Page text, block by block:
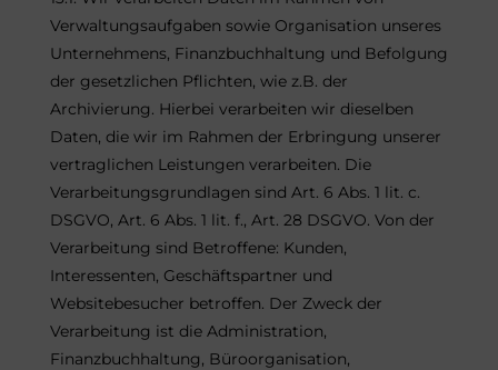
Verwaltungsaufgaben sowie Organisation unseres
Unternehmens, Finanzbuchhaltung und Befolgung
der gesetzlichen Pflichten, wie z.B. der
Archivierung. Hierbei verarbeiten wir dieselben
Daten, die wir im Rahmen der Erbringung unserer
vertraglichen Leistungen verarbeiten. Die
Verarbeitungsgrundlagen sind Art. 6 Abs. 1 lit. c.
DSGVO, Art. 6 Abs. 1 lit. f., Art. 28 DSGVO. Von der
Verarbeitung sind Betroffene: Kunden,
Interessenten, Geschäftspartner und
Websitebesucher betroffen. Der Zweck der
Verarbeitung ist die Administration,
Finanzbuchhaltung, Büroorganisation,